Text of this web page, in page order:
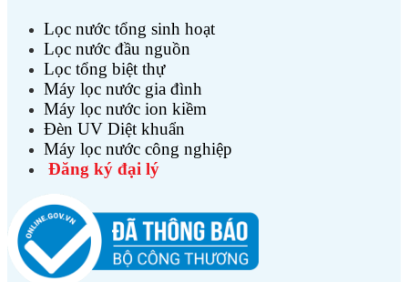
Lọc nước tổng sinh hoạt
Lọc nước đầu nguồn
Lọc tổng biệt thự
Máy lọc nước gia đình
Máy lọc nước ion kiềm
Đèn UV Diệt khuẩn
Máy lọc nước công nghiệp
Đăng ký đại lý